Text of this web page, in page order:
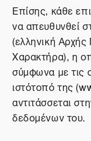
Επίσης, κάθε
να απευθυνθεί
(ελληνική
Χαρακτήρα), η
σύμφωνα με τις
ιστότοπό της (
αντιτάσσεται
δεδομένων του.